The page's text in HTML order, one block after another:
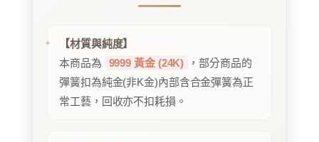
【材質與純度】
本商品為
9999 黃金 (24K)
，部分商品的
彈簧扣為純金(非K金)內部含合金彈簧為正
常工藝，回收亦不扣耗損。